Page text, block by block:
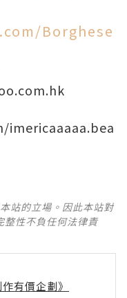
Borghese
站的立場。因此本站對
整性不負任何法律責
有價企劃》